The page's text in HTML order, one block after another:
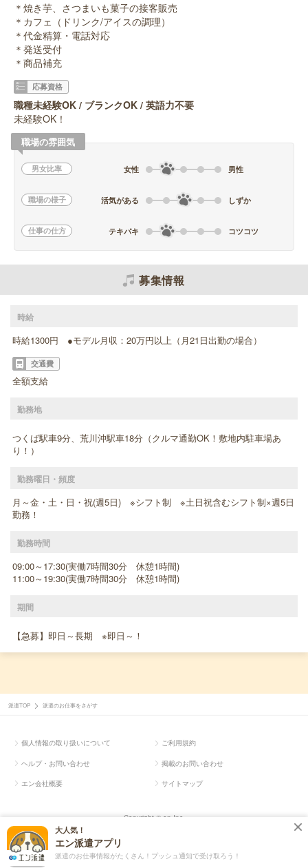
＊焼き芋、さつまいも菓子の接客販売
＊カフェ（ドリンク/アイスの調理）
＊代金精算・電話対応
＊発送受付
＊商品補充
応募資格
職種未経験OK / ブランクOK / 英語力不要
未経験OK！
職場の雰囲気
男女比率 女性 男性
職場の様子 活気がある しずか
仕事の仕方 テキパキ コツコツ
募集情報
時給
時給1300円 ●モデル月収：20万円以上（月21日出勤の場合）
交通費
全額支給
勤務地
つくば駅車9分、荒川沖駅車18分（クルマ通勤OK！敷地内駐車場あ
り！）
勤務曜日・頻度
月～金・土・日・祝(週5日) ※シフト制 ※土日祝含むシフト制×週5日
勤務！
勤務時間
09:00～17:30(実働7時間30分 休憩1時間)
11:00～19:30(実働7時間30分 休憩1時間)
期間
【急募】即日～長期 ※即日～！
大人気！
エン派遣アプリ
派遣のお仕事情報がたくさん！プッシュ通知で受け取ろう！
派遣TOP 派遣のお仕事をさがす
個人情報の取り扱いについて ご利用規約
ヘルプ・お問い合わせ 掲載のお問い合わせ
エン会社概要 サイトマップ
Copyright © en Inc.